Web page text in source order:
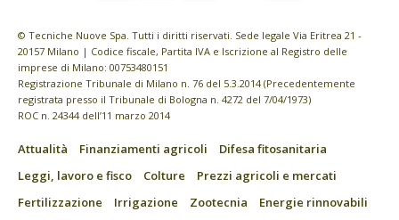
© Tecniche Nuove Spa. Tutti i diritti riservati. Sede legale Via Eritrea 21 -
20157 Milano | Codice fiscale, Partita IVA e Iscrizione al Registro delle
imprese di Milano: 00753480151
Registrazione Tribunale di Milano n. 76 del 5.3.2014 (Precedentemente
registrata presso il Tribunale di Bologna n. 4272 del 7/04/1973)
ROC n. 24344 dell’11 marzo 2014
Attualità Finanziamenti agricoli
Difesa fitosanitaria
Leggi, lavoro e fisco
Colture
Prezzi agricoli e mercati
Fertilizzazione
Irrigazione Zootecnia
Energie rinnovabili